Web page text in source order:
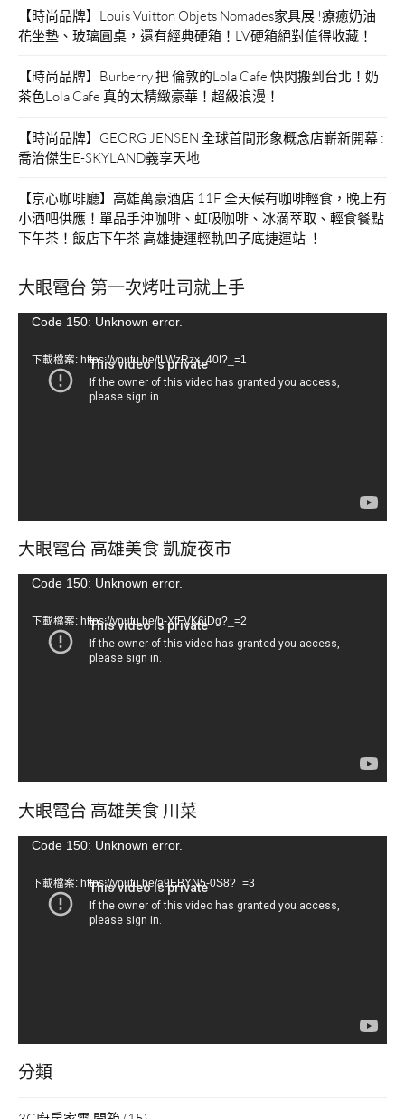
【時尚品牌】Louis Vuitton Objets Nomades家具展 !療癒奶油
花坐墊、玻璃圓桌，還有經典硬箱！LV硬箱絕對值得收藏！
【時尚品牌】Burberry 把 倫敦的Lola Cafe 快閃搬到台北！奶
茶色Lola Cafe 真的太精緻豪華！超級浪漫！
【時尚品牌】GEORG JENSEN 全球首間形象概念店嶄新開幕 :
喬治傑生E-SKYLAND義享天地
【京心咖啡廳】高雄萬豪酒店 11F 全天候有咖啡輕食，晚上有
小酒吧供應！單品手沖咖啡、虹吸咖啡、冰滴萃取、輕食餐點
下午茶！飯店下午茶 高雄捷運輕軌凹子底捷運站 ！
大眼電台 第一次烤吐司就上手
視Code 150: Unknown error.
下載檔案: https://youtu.be/tLWzRzx_40I?_=1
大眼電台 高雄美食 凱旋夜市
視Code 150: Unknown error.
下載檔案: https://youtu.be/b-XfFVK6jDg?_=2
大眼電台 高雄美食 川菜
視Code 150: Unknown error.
下載檔案: https://youtu.be/a9EBYN5-0S8?_=3
分類